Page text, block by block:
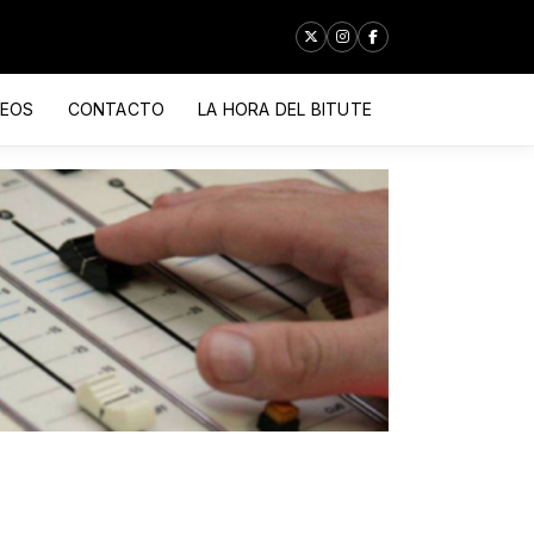
CONTACTO LA HORA DEL BITUTE